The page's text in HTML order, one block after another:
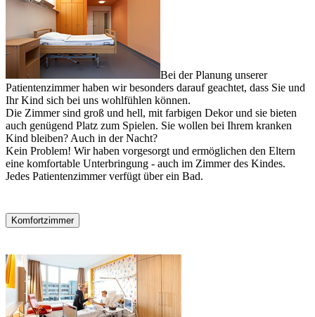
Bei der Planung unserer
Patientenzimmer haben wir besonders darauf geachtet, dass Sie und
Ihr Kind sich bei uns wohlfühlen können.
Die Zimmer sind groß und hell, mit farbigen Dekor und sie bieten
auch genügend Platz zum Spielen. Sie wollen bei Ihrem kranken
Kind bleiben? Auch in der Nacht?
Kein Problem! Wir haben vorgesorgt und ermöglichen den Eltern
eine komfortable Unterbringung - auch im Zimmer des Kindes.
Jedes Patientenzimmer verfügt über ein Bad.
Komfortzimmer